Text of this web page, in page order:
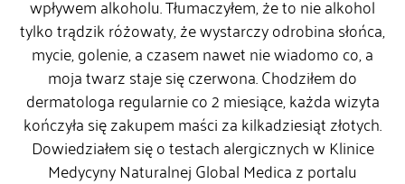
wpływem alkoholu. Tłumaczyłem, że to nie alkohol
tylko trądzik różowaty, że wystarczy odrobina słońca,
mycie, golenie, a czasem nawet nie wiadomo co, a
moja twarz staje się czerwona. Chodziłem do
dermatologa regularnie co 2 miesiące, każda wizyta
kończyła się zakupem maści za kilkadziesiąt złotych.
Dowiedziałem się o testach alergicznych w Klinice
Medycyny Naturalnej Global Medica z portalu